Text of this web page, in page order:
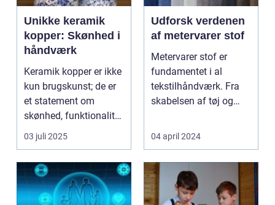
Unikke keramik
kopper: Skønhed i
håndværk
Keramik kopper er ikke
kun brugskunst; de er
et statement om
skønhed, funktionalitet
og perso...
03 juli 2025
Udforsk verdenen
af metervarer stof
Metervarer stof er
fundamentet i al
tekstilhåndværk. Fra
skabelsen af tøj og
04 april 2024